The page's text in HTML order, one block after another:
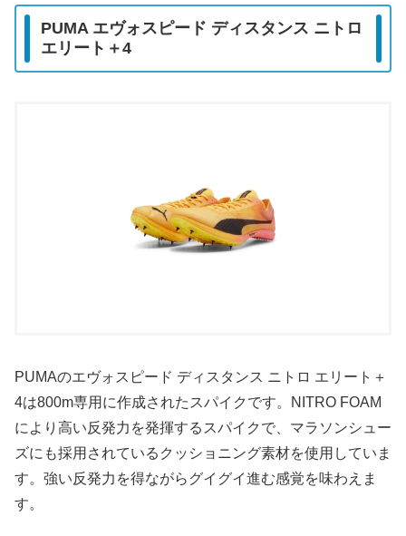
PUMA エヴォスピード ディスタンス ニトロ
エリート＋4
PUMAのエヴォスピード ディスタンス ニトロ エリート＋
4は800m専用に作成されたスパイクです。NITRO FOAM
により高い反発力を発揮するスパイクで、マラソンシュー
ズにも採用されているクッショニング素材を使用していま
す。強い反発力を得ながらグイグイ進む感覚を味わえま
す。